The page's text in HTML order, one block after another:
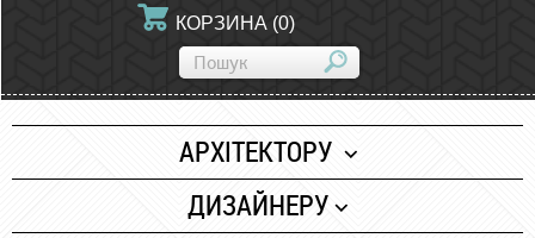
КОРЗИНА (0)
АРХІТЕКТОРУ
Папір
ДИЗАЙНЕРУ